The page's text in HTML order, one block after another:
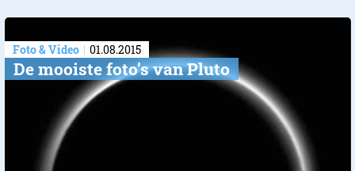
Foto & Video 01.08.2015
De mooiste foto’s van Pluto